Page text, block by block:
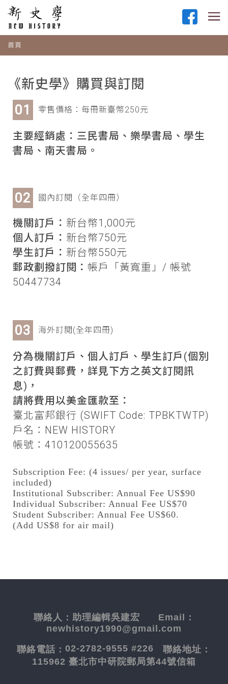
首頁
《新史學》購買與訂閱
零售價格：每冊新臺幣250元
主要經銷處：三民書局、樂學書局、學生
書局、南天書局。
國內訂閱（全年四冊）
機關訂戶： 新台幣1,000元
個人訂戶： 新台幣750元
學生訂戶： 新台幣550元
郵政劃撥訂閱： 帳戶「黃寬重」/ 帳號
50447734
海外訂閱(全年四冊)
分為機關訂戶、個人訂戶、學生訂戶(個別
之訂費與郵費，詳見下方之英文訂閱訊
息)，
請將費用以美金匯款至：
臺北富邦銀行 (SWIFT Code: TPBKTWTP)
戶名：NEW HISTORY
帳號：410120055635
Subscription Fee: (4 issues/ per year, surface
included)
Institutional Subscriber: Annual Fee US$90
Individual Subscriber: Annual Fee US$70
Student Subscriber: Annual Fee US$60.
(Add US$8 for air mail)
聯絡人： 助理編輯吳建宏 Email：
newhistory1990@gmail.com
聯絡電話： 02-2782-9555 #226 聯絡地址：
115962 臺北市中研院郵局第44號信箱